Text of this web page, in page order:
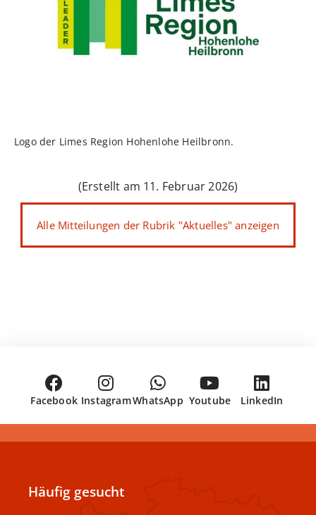
Logo der Limes Region Hohenlohe Heilbronn.
(Erstellt am 11. Februar 2026)
Alle Mitteilungen der Rubrik "Aktuelles" anzeigen
Facebook InstagramWhatsApp Youtube LinkedIn
Häufig gesucht